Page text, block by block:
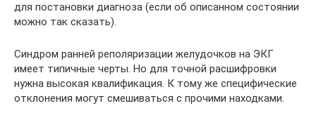
для постановки диагноза (если об описанном состоянии
можно так сказать).
Синдром ранней реполяризации желудочков на ЭКГ
имеет типичные черты. Но для точной расшифровки
нужна высокая квалификация. К тому же специфические
отклонения могут смешиваться с прочими находками.